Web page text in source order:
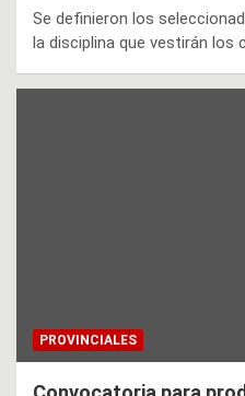
Se definieron los
la disciplina que vestirán los
PROVINCIALES